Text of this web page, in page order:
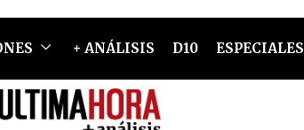
+ ANÁLISIS D10 ESPECIALES